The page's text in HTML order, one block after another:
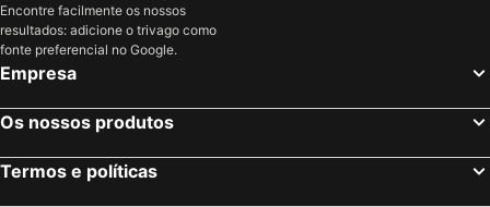
Mirabella Imbaccari, bed and breakfasts
Collesano, bed and breakfasts
Calascibetta, bed and breakfasts
Assoro, bed and breakfasts
Bompietro, bed and breakfasts
Casteltermini, bed and breakfasts
Encontre facilmente os nossos
resultados: adicione o trivago como
fonte preferencial no Google.
Empresa
Os nossos produtos
Termos e políticas